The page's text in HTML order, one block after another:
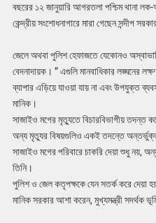
বছরের ১২ জানুয়ারি আগরতলা পশ্চিম থানা
কেন্দ্রীয় সংশোধনাগারে মারা গেছেন সন্দীপ
জেলে অথবা পুলিশ হেফাজতে যেকোনও
বেদনাদায়ক। ” এগুলি মানবাধিকার লঙ্ঘনের
ব্যাপার এড়িয়ে যাওয়া যায় না এবং উপযুক্ত
মানিক।
সাজাইও মগের মৃত্যুতে বিচারবিভাগীয় তদন্ত
অন্য মৃত্যুর বিষয়গুলিও একই তদন্তে
সাজাইও মগের পরিবারে চাকরি দেয়া শুধু নয়,
তিনি।
পুলিশ ও জেল কতৃপক্ষকে যেন সতর্ক করে দেয়া
মানিক সরকার আশা করেন, মুখ্যমন্ত্রী সদর্থক